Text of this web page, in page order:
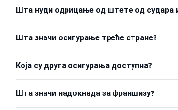
Шта нуди одрицање од штете од судара
Шта значи осигурање треће стране?
Која су друга осигурања доступна?
Шта значи надокнада за франшизу?